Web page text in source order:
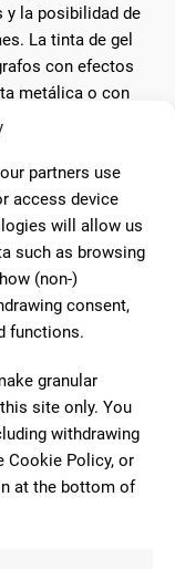
partners use
access device
will allow us
such as browsing
(non-)
consent,
functions.
granular
site only. You
withdrawing
Cookie Policy, or
at the bottom of
y la posibilidad de
La tinta de gel
con efectos
metálica o con
y la reutilización
para los
y fabricados
comunes,
entre los
de digitalizar
dispositivos
instrumentos de
a la era digital.